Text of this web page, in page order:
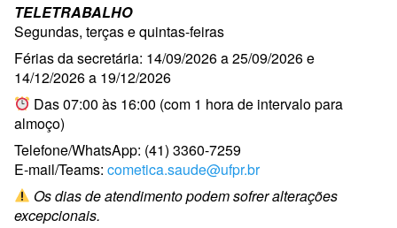
TELETRABALHO
Segundas, terças e quintas-feiras
Férias da secretária: 14/09/2026 a 25/09/2026 e
14/12/2026 a 19/12/2026
Das 07:00 às 16:00 (com 1 hora de intervalo para
almoço)
Telefone/WhatsApp: (41) 3360-7259
E-mail/Teams: cometica.saude@ufpr.br
Os dias de atendimento podem sofrer alterações
excepcionais.